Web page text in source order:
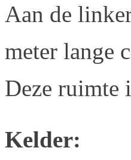
Aan de
meter lange
Deze ruimte
Kelder: